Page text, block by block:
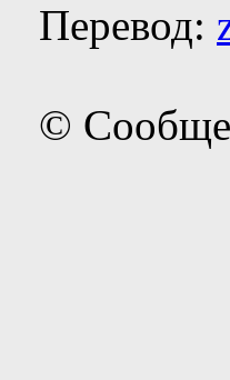
Перевод:
©